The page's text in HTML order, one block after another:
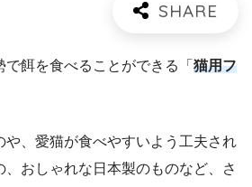
餌を食べることができる「 猫用フ
や、愛猫が食べやすいよう工夫され
、おしゃれな日本製のものなど、さ